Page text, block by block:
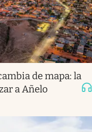
de mapa: la
a Añelo